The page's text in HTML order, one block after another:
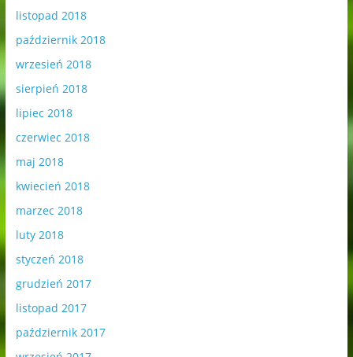
listopad 2018
październik 2018
wrzesień 2018
sierpień 2018
lipiec 2018
czerwiec 2018
maj 2018
kwiecień 2018
marzec 2018
luty 2018
styczeń 2018
grudzień 2017
listopad 2017
październik 2017